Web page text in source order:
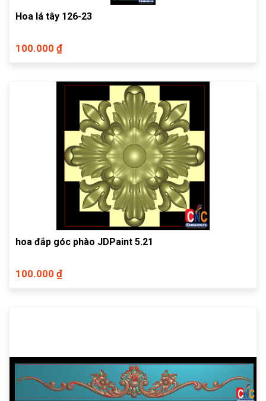
Hoa lá tây 126-23
100.000 ₫
hoa đắp góc phào JDPaint 5.21
100.000 ₫